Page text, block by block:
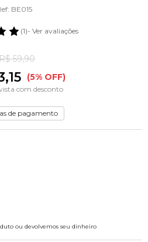
BE015
(1)- Ver avaliações
59,90
(5% OFF)
com desconto
de pagamento
ou devolvemos seu dinheiro